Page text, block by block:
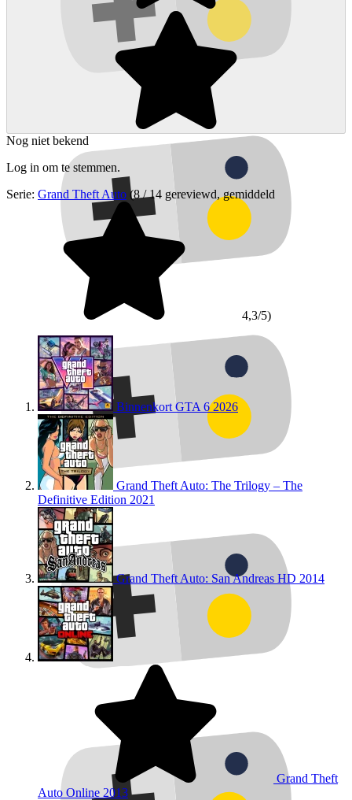
Nog niet bekend
Log in om te stemmen.
Serie: Grand Theft Auto (8 / 14 gereviewd, gemiddeld
4,3/5)
Binnenkort GTA 62026
Grand Theft Auto: The Trilogy – The
Definitive Edition 2021
Grand Theft Auto: San Andreas HD 2014
Grand Theft
Auto Online 2013